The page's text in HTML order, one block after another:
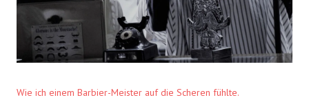
Wie ich einem Barbier-Meister auf die Scheren fühlte.